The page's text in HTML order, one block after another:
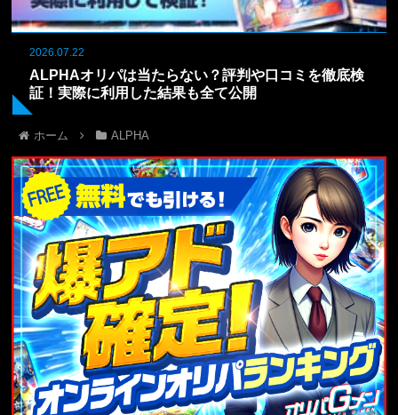
2026.07.22
ALPHAオリパは当たらない？評判や口コミを徹底検
証！実際に利用した結果も全て公開
ホーム ALPHA